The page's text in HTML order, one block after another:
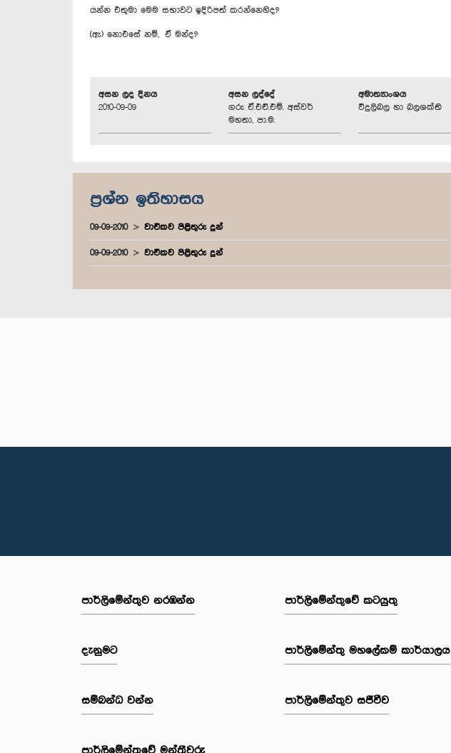
යන්න එතුමා මෙම සභාවට ඉදිරිපත් කරන්නෙහිද?
(ඇ) නොඑසේ නම්, ඒ මන්ද?
අසන ලද දිනය
2010-09-09
අසන ලද්දේ
ගරු ඒ.එච්.එම්. අස්වර්
මහතා, පා.ම.
අමාත්‍යාංශය
විදුලිබල හා බලශක්ති
ප්‍රශ්න ඉතිහාසය
09-09-2010 වාචිකව පිළිතුරු දුන්
09-09-2010 වාචිකව පිළිතුරු දුන්
පාර්ලි‌මේන්තුව නරඹන්න
දැනුමට
සම්බන්ධ වන්න
පාර්ලිමේන්තුවේ කටයුතු
පාර්ලිමේන්තු මහලේකම් කාර්යාලය
පාර්ලිමේන්තුව සජීවීව